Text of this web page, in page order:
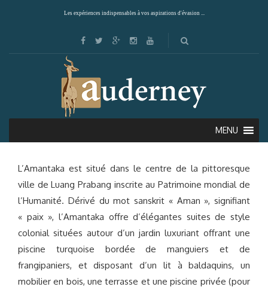
Les expériences indispensables à vos aspirations d'évasion ...
MENU
AMANTAKA (LUANG PRABANG)
L’Amantaka est situé dans le centre de la pittoresque
ville de Luang Prabang inscrite au Patrimoine mondial de
l’Humanité. Dérivé du mot sanskrit « Aman », signifiant
« paix », l’Amantaka offre d’élégantes suites de style
colonial situées autour d’un jardin luxuriant offrant une
piscine turquoise bordée de manguiers et de
frangipaniers, et disposant d’un lit à baldaquins, un
mobilier en bois, une terrasse et une piscine privée (pour